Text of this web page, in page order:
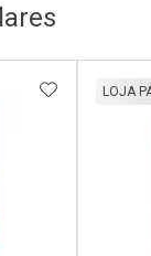
ADICIONAR
LOJA